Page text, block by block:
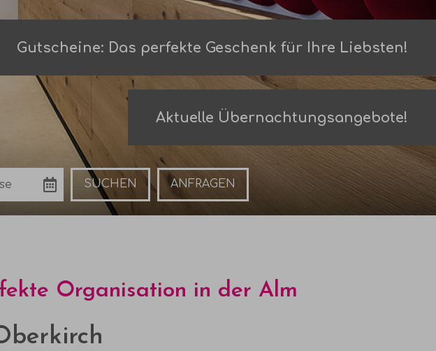
Buchen Anfragen
Gutscheine: Das perfekte Geschenk für Ihre Liebsten!
Aktuelle Übernachtungsangebote!
Organisation in der Alm